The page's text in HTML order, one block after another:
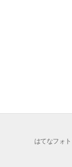
はてなフォ